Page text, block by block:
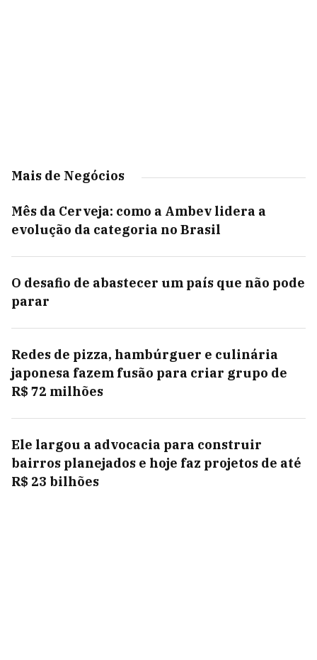
Mais de Negócios
Mês da Cerveja: como a Ambev lidera a
evolução da categoria no Brasil
O desafio de abastecer um país que não pode
parar
Redes de pizza, hambúrguer e culinária
japonesa fazem fusão para criar grupo de
R$ 72 milhões
Ele largou a advocacia para construir
bairros planejados e hoje faz projetos de até
R$ 23 bilhões